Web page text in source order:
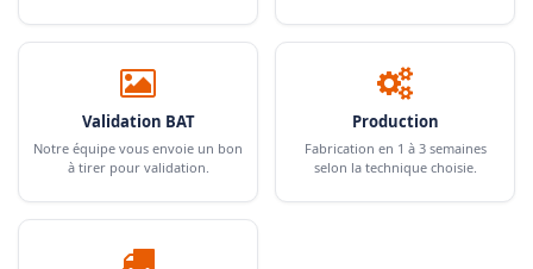
Validation BAT
Notre équipe vous envoie un bon
à tirer pour validation.
Production
Fabrication en 1 à 3 semaines
selon la technique choisie.